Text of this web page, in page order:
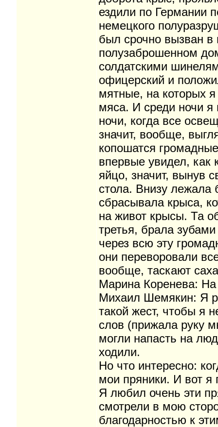
ездили по Германии
немецкого
был срочно вызван
полузаброшенном
солдатскими
офицерский и
мятные, на которых
мяса. И среди ночи я
ночи, когда все
значит, вообще,
копошатся
впервые увидел, как
яйцо, значит, вынув
стола. Внизу
сбрасывала крыса,
на живот крысы. Та
третья, брала
через всю эту
они переворовали
вообще, таскают
Марина Коренева:
Михаил Шемякин: Я
такой жест, чтобы я
слов (прижала руку
могли напасть на
ходили.
Но что интересно:
мои пряники. И вот я
Я любил очень эти
смотрели в мою
благодарностью к